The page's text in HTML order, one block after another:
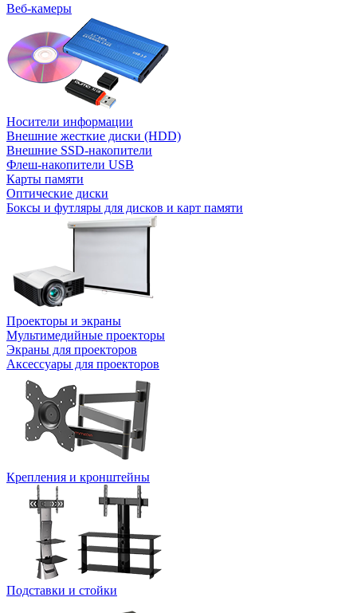
Веб-камеры
Носители информации
Внешние жесткие диски (HDD)
Внешние SSD-накопители
Флеш-накопители USB
Карты памяти
Оптические диски
Боксы и футляры для дисков и карт памяти
Проекторы и экраны
Мультимедийные проекторы
Экраны для проекторов
Аксессуары для проекторов
Крепления и кронштейны
Подставки и стойки